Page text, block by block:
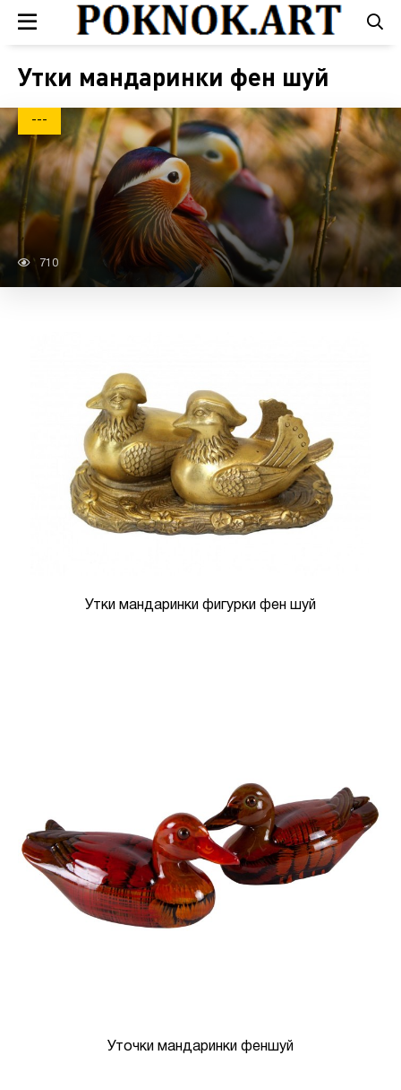
Утки мандаринки фен шуй
---
710
Утки мандаринки фигурки фен шуй
Уточки мандаринки феншуй